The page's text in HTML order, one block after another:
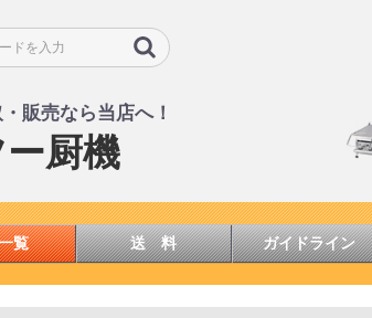
販売なら当店へ！
厨機
覧 送 料 ガイドライン